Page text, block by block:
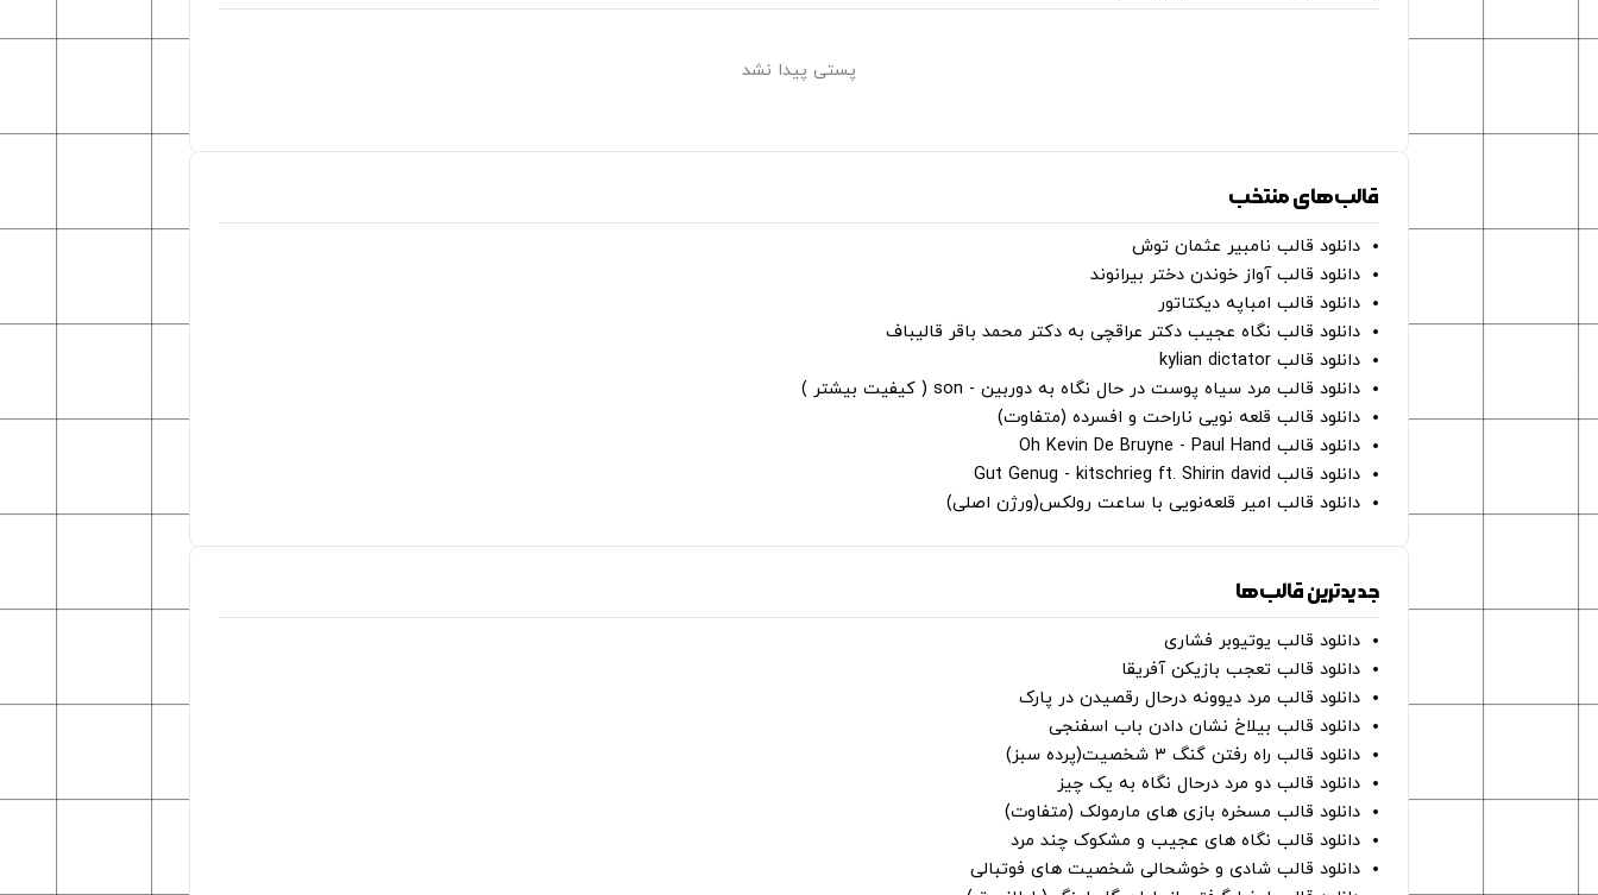
پستی پیدا نشد
قالب‌های منتخب
دانلود قالب نامبیر عثمان ‌توش
دانلود قالب آواز خوندن دختر بیرانوند
دانلود قالب امباپه دیکتاتور
دانلود قالب نگاه عجیب دکتر عراقچی به دکتر محمد باقر قالیباف
دانلود قالب kylian dictator
دانلود قالب مرد سیاه پوست در حال نگاه به دوربین - son ( کیفیت بیشتر )
دانلود قالب قلعه نویی ناراحت و افسرده (متفاوت)
دانلود قالب Oh Kevin De Bruyne - Paul Hand
دانلود قالب Gut Genug - kitschrieg ft. Shirin david
دانلود قالب امیر قلعه‌نویی با ساعت رولکس(ورژن اصلی)
جدیدترین قالب‌ها
دانلود قالب یوتیوبر فشاری
دانلود قالب تعجب بازیکن آفریقا
دانلود قالب مرد دیوونه درحال رقصیدن در پارک
دانلود قالب بیلاخ نشان دادن باب اسفنجی
دانلود قالب راه رفتن گنگ ۳ شخصیت(پرده سبز)
دانلود قالب دو مرد درحال نگاه به یک چیز
دانلود قالب مسخره بازی های مارمولک (متفاوت)
دانلود قالب نگاه های عجیب و مشکوک چند مرد
دانلود قالب شادی و خوشحالی شخصیت های فوتبالی